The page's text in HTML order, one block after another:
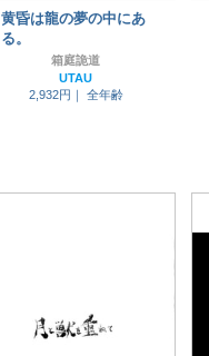
黄昏は龍の夢の中にあ
る。
箱庭詭道
UTAU
2,932円｜
全年齢